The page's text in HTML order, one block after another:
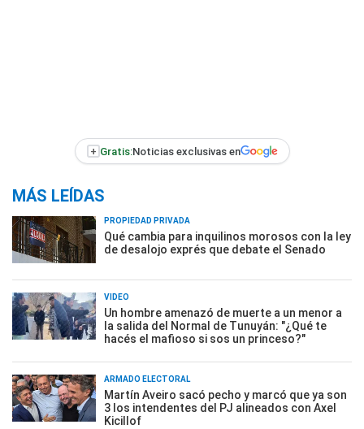
+ Gratis:Noticias exclusivas en
MÁS LEÍDAS
PROPIEDAD PRIVADA
Qué cambia para inquilinos morosos con la ley
de desalojo exprés que debate el Senado
VIDEO
Un hombre amenazó de muerte a un menor a
la salida del Normal de Tunuyán: "¿Qué te
hacés el mafioso si sos un princeso?"
ARMADO ELECTORAL
Martín Aveiro sacó pecho y marcó que ya son
3 los intendentes del PJ alineados con Axel
Kicillof